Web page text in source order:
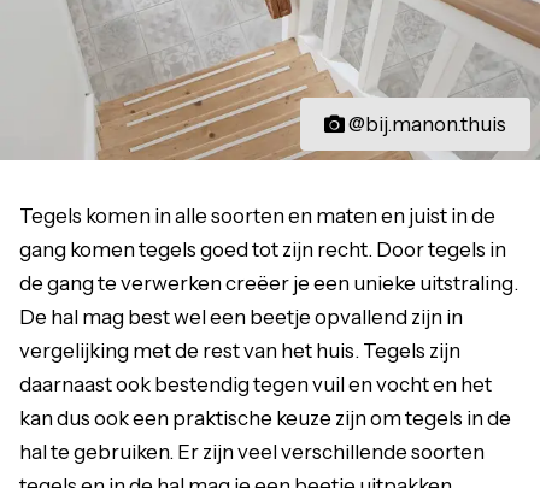
@bij.manon.thuis
Tegels komen in alle soorten en maten en juist in de
gang komen tegels goed tot zijn recht. Door tegels in
de gang te verwerken creëer je een unieke uitstraling.
De hal mag best wel een beetje opvallend zijn in
vergelijking met de rest van het huis. Tegels zijn
daarnaast ook bestendig tegen vuil en vocht en het
kan dus ook een praktische keuze zijn om tegels in de
hal te gebruiken. Er zijn veel verschillende soorten